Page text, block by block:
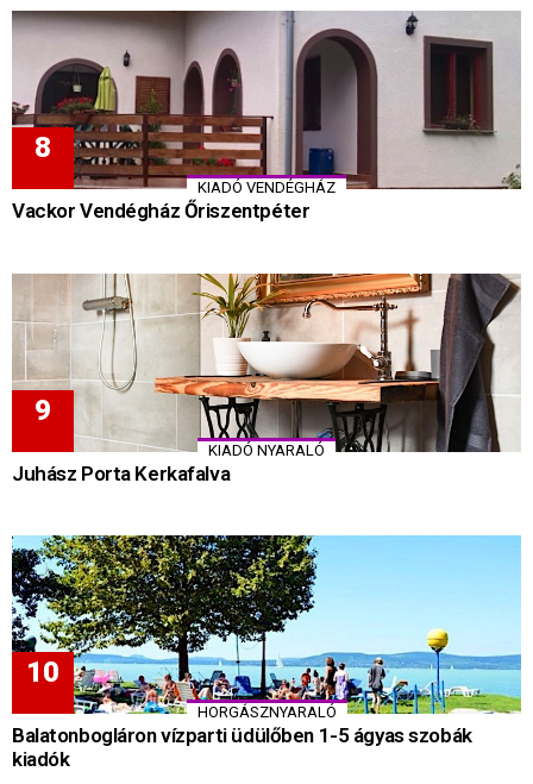
KIADÓ VENDÉGHÁZ
Vackor Vendégház Őriszentpéter
KIADÓ NYARALÓ
Juhász Porta Kerkafalva
HORGÁSZNYARALÓ
Balatonbogláron vízparti üdülőben 1-5 ágyas szobák
kiadók